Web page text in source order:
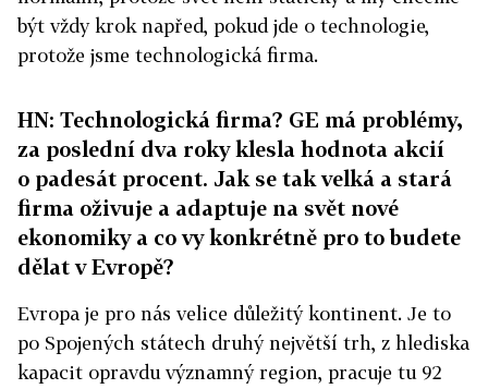
být vždy krok napřed, pokud jde o technologie,
protože jsme technologická firma.
HN: Technologická firma? GE má problémy,
za poslední dva roky klesla hodnota akcií
o padesát procent. Jak se tak velká a stará
firma oživuje a adaptuje na svět nové
ekonomiky a co vy konkrétně pro to budete
dělat v Evropě?
Evropa je pro nás velice důležitý kontinent. Je to
po Spojených státech druhý největší trh, z hlediska
kapacit opravdu významný region, pracuje tu 92